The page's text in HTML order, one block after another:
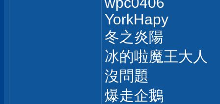
YorkHapy
冬之炎陽
冰的啦魔王大人
沒問題
爆走企鵝